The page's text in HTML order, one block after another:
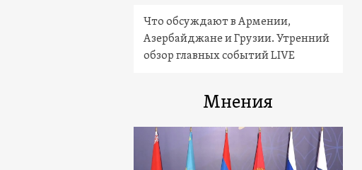
Что обсуждают в Армении,
Азербайджане и Грузии. Утренний
обзор главных событий LIVE
Мнения